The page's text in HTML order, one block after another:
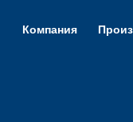
Компания